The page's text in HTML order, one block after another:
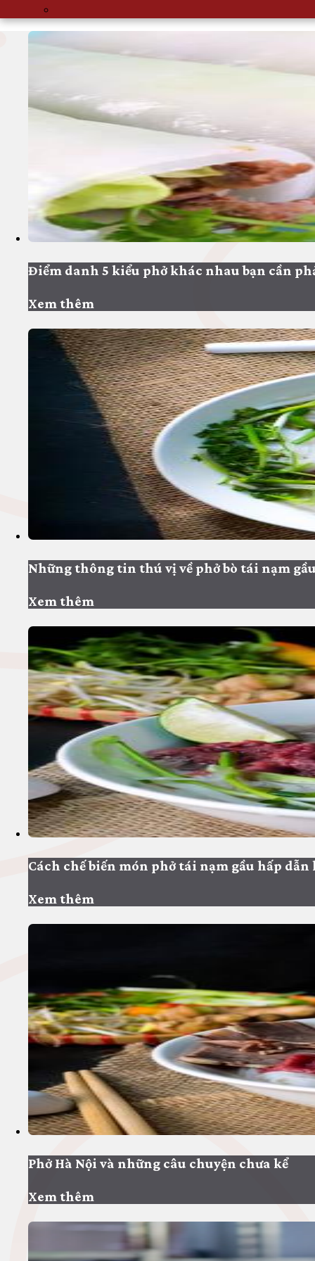
ACCOUNT
MENU
Điểm danh 5 kiểu phở khác nhau bạn cần
Xem thêm
Những thông tin thú vị về phở bò tái nạm
Xem thêm
Cách chế biến món phở tái nạm gầu hấp dẫn
Xem thêm
Phở Hà Nội và những câu chuyện chưa kể
Xem thêm